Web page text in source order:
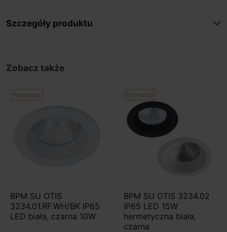
Szczegóły produktu
Zobacz także
Promocja
BPM SU OTIS
3234.01.RF.WH/BK IP65
LED biała, czarna 10W
Promocja
BPM SU OTIS 3234.02
IP65 LED 15W
hermetyczna biała,
czarna